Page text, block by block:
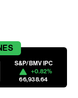
S&P/BMV IPC
+0.82%
66,938.64